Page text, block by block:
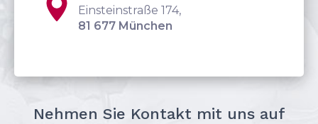
Einsteinstraße 174,
81 677 München
Nehmen Sie Kontakt mit uns auf